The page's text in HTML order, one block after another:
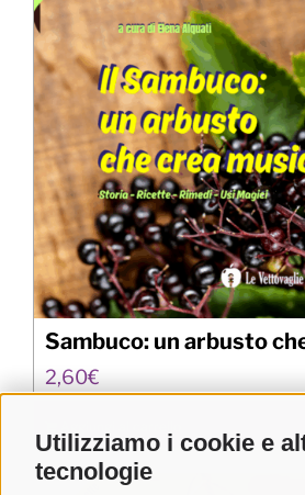
Utilizziamo i cookie e
tecnologie
Sambuco: un arbusto
2,60€